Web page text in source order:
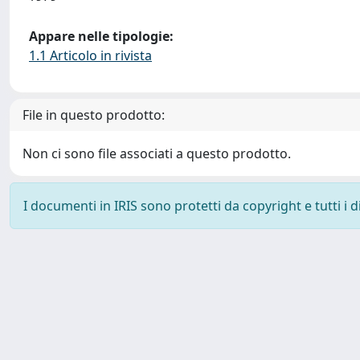
Appare nelle tipologie:
1.1 Articolo in rivista
File in questo prodotto:
Non ci sono file associati a questo prodotto.
I documenti in IRIS sono protetti da copyright e tutti i